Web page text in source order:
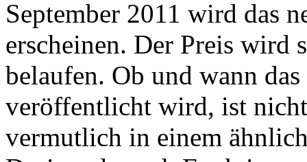
September 2011 wird das
erscheinen. Der Preis
belaufen. Ob und wann
veröffentlicht wird, ist
vermutlich in einem